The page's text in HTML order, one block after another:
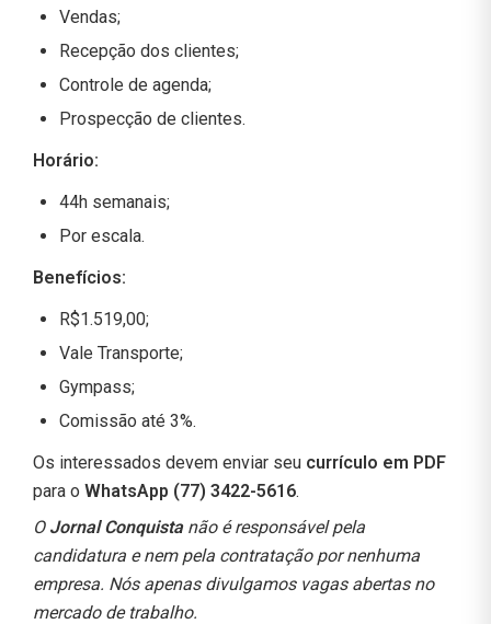
Vendas;
Recepção dos clientes;
Controle de agenda;
Prospecção de clientes.
Horário:
44h semanais;
Por escala.
Benefícios:
R$1.519,00;
Vale Transporte;
Gympass;
Comissão até 3%.
Os interessados devem enviar seu currículo em PDF
para o WhatsApp (77) 3422-5616.
O Jornal Conquistanão é responsável pela
candidatura e nem pela contratação por nenhuma
empresa. Nós apenas divulgamos vagas abertas no
mercado de trabalho.